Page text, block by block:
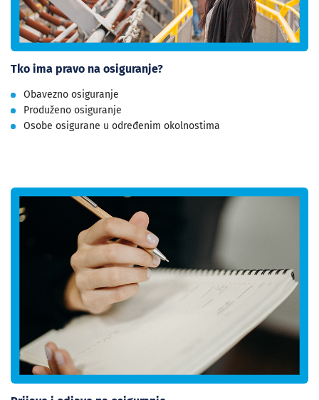
Tko ima pravo na osiguranje?
Obavezno osiguranje
Produženo osiguranje
Osobe osigurane u određenim okolnostima